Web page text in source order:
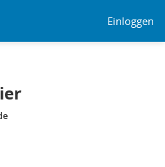
Einloggen